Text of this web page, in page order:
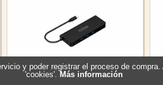
y poder registrar el proceso de
'cookies'. Más información